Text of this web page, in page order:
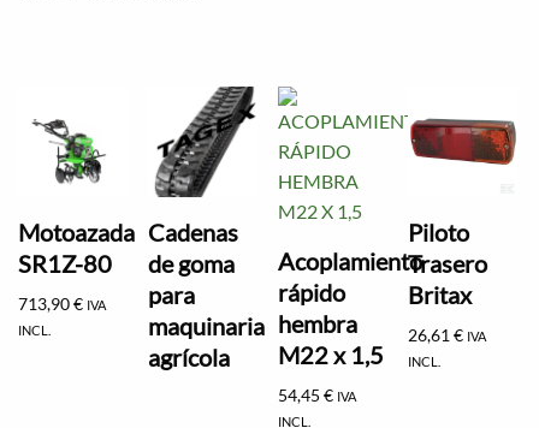
Motoazada
SR1Z-80
713,90€ IVA
INCL.
Cadenas
de goma
para
maquinaria
agrícola
Acoplamiento
rápido
hembra
M22 x 1,5
54,45€ IVA
INCL.
Piloto
Trasero
Britax
26,61€ IVA
INCL.